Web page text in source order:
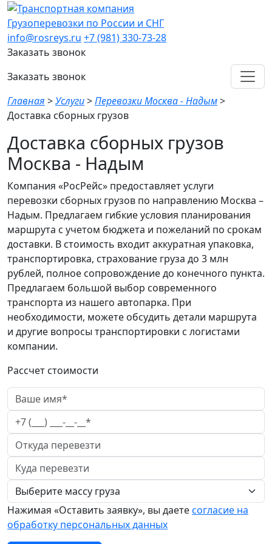
Грузоперевозки по России и СНГ
info@rosreys.ru +7 (981) 330-73-28
Заказать звонок
Заказать звонок
Главная >Услуги>Перевозки Москва - Надым>
Доставка сборных грузов
Доставка сборных грузов
Москва - Надым
Компания «РосРейс» предоставляет услуги
перевозки сборных грузов по направлению Москва –
Надым. Предлагаем гибкие условия планирования
маршрута с учетом бюджета и пожеланий по срокам
доставки. В стоимость входит аккуратная упаковка,
транспортировка, страхование груза до 3 млн
рублей, полное сопровождение до конечного пункта.
Предлагаем большой выбор современного
транспорта из нашего автопарка. При
необходимости, можете обсудить детали маршрута
и другие вопросы транспортировки с логистами
компании.
Рассчет стоимости
Нажимая «Оставить заявку», вы даетесогласие на
обработку персональных данных